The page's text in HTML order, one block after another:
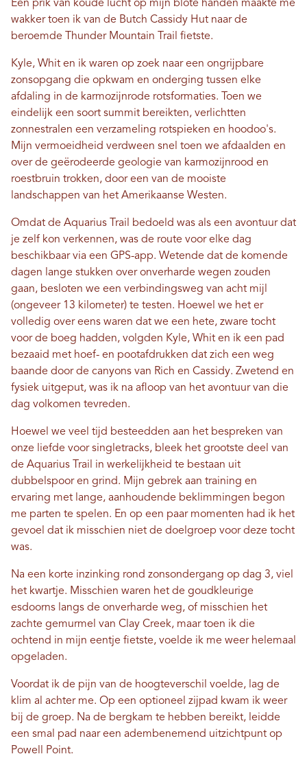
Een prik van koude lucht op mijn blote handen maakte me
wakker toen ik van de Butch Cassidy Hut naar de
beroemde Thunder Mountain Trail fietste.
Kyle, Whit en ik waren op zoek naar een ongrijpbare
zonsopgang die opkwam en onderging tussen elke
afdaling in de karmozijnrode rotsformaties. Toen we
eindelijk een soort summit bereikten, verlichtten
zonnestralen een verzameling rotspieken en hoodoo's.
Mijn vermoeidheid verdween snel toen we afdaalden en
over de geërodeerde geologie van karmozijnrood en
roestbruin trokken, door een van de mooiste
landschappen van het Amerikaanse Westen.
Omdat de Aquarius Trail bedoeld was als een avontuur dat
je zelf kon verkennen, was de route voor elke dag
beschikbaar via een GPS-app. Wetende dat de komende
dagen lange stukken over onverharde wegen zouden
gaan, besloten we een verbindingsweg van acht mijl
(ongeveer 13 kilometer) te testen. Hoewel we het er
volledig over eens waren dat we een hete, zware tocht
voor de boeg hadden, volgden Kyle, Whit en ik een pad
bezaaid met hoef- en pootafdrukken dat zich een weg
baande door de canyons van Rich en Cassidy. Zwetend en
fysiek uitgeput, was ik na afloop van het avontuur van die
dag volkomen tevreden.
Hoewel we veel tijd besteedden aan het bespreken van
onze liefde voor singletracks, bleek het grootste deel van
de Aquarius Trail in werkelijkheid te bestaan ​​uit
dubbelspoor en grind. Mijn gebrek aan training en
ervaring met lange, aanhoudende beklimmingen begon
me parten te spelen. En op een paar momenten had ik het
gevoel dat ik misschien niet de doelgroep voor deze tocht
was.
Na een korte inzinking rond zonsondergang op dag 3, viel
het kwartje. Misschien waren het de goudkleurige
esdoorns langs de onverharde weg, of misschien het
zachte gemurmel van Clay Creek, maar toen ik die
ochtend in mijn eentje fietste, voelde ik me weer helemaal
opgeladen.
Voordat ik de pijn van de hoogteverschil voelde, lag de
klim al achter me. Op een optioneel zijpad kwam ik weer
bij de groep. Na de bergkam te hebben bereikt, leidde
een smal pad naar een adembenemend uitzichtpunt op
Powell Point.